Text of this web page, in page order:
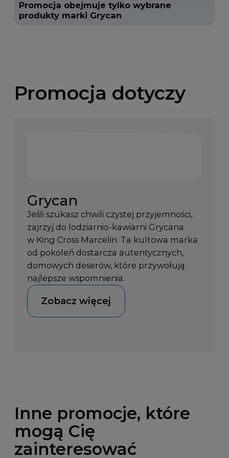
Promocja obejmuje tylko wybrane
produkty marki Grycan
Promocja dotyczy
Grycan
Jeśli szukasz chwili czystej przyjemności,
zajrzyj do lodziarnio-kawiarni Grycana
w King Cross Marcelin. Ta kultowa marka
od pokoleń dostarcza autentycznych,
domowych deserów, które przywołują
najlepsze wspomnienia.
Zobacz więcej
Inne promocje, które
mogą Cię
zainteresować